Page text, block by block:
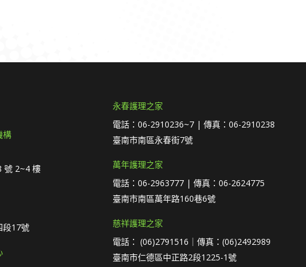
構
號 2~4 樓
段17號
永春護理之家
電話：06-2910236~7 | 傳真：06-2910238
臺南市南區永春街7號
萬年護理之家
電話：06-2963777 | 傳真：06-2624775
臺南市南區萬年路160巷6號
慈祥護理之家
電話： (06)2791516｜傳真：(06)2492989
臺南市仁德區中正路2段1225-1號